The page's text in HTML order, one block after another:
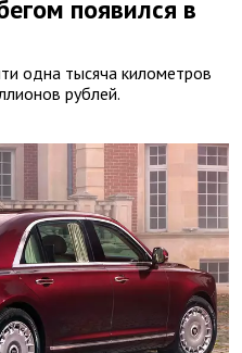
появился в
одна тысяча километров
рублей.